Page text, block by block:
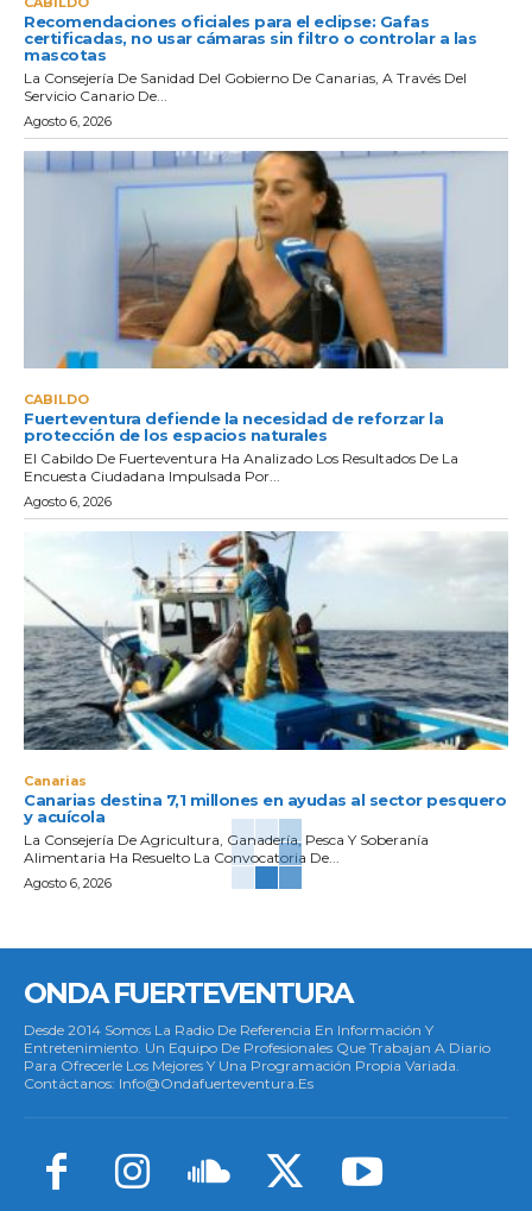
Recomendaciones oficiales para el eclipse: Gafas
certificadas, no usar cámaras sin filtro o controlar a las
mascotas
La Consejería De Sanidad Del Gobierno De Canarias, A Través Del
Servicio Canario De...
Agosto 6, 2026
CABILDO
Fuerteventura defiende la necesidad de reforzar la
protección de los espacios naturales
El Cabildo De Fuerteventura Ha Analizado Los Resultados De La
Encuesta Ciudadana Impulsada Por...
Agosto 6, 2026
Canarias
Canarias destina 7,1 millones en ayudas al sector pesquero
y acuícola
La Consejería De Agricultura, Ganadería, Pesca Y Soberanía
Alimentaria Ha Resuelto La Convocatoria De...
Agosto 6, 2026
ONDA FUERTEVENTURA
Desde 2014 Somos La Radio De Referencia En Información Y
Entretenimiento. Un Equipo De Profesionales Que Trabajan A Diario
Para Ofrecerle Los Mejores Y Una Programación Propia Variada.
Contáctanos: Info@ondafuerteventura.es